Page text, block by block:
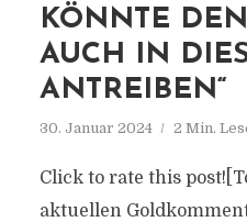
KÖNNTE
AUCH IN
ANTREIBEN“
30. Januar 2024 2 Min.
Click to rate this
aktuellen